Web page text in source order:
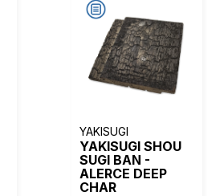
YAKISUGI
YAKISUGI SHOU
SUGI BAN -
ALERCE DEEP
CHAR